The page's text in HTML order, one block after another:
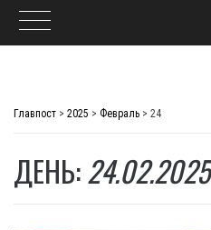
Главпост > 2025 > Февраль > 24
ДЕНЬ:24.02.2025